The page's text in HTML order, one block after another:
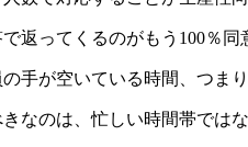
返ってくるのがもう100％同
の手が空いている時間、つま
なのは、忙しい時間帯では